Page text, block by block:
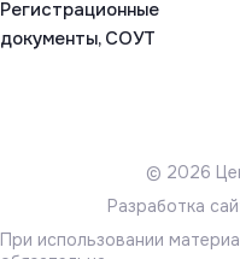
Регистрационные
документы, СОУТ
© 2026
Разработка
При использовании